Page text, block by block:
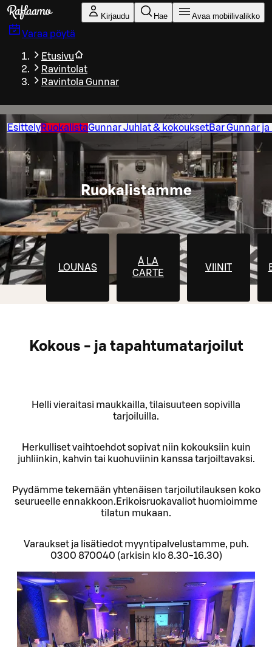
Siirry pääsisältöön
Kirjaudu Hae Avaa mobiilivalikko
Varaa pöytä
Etusivu
Ravintolat
Ravintola Gunnar
EsittelyRuokalistaGunnar Juhlat & kokouksetBar Gunnar
Ruokalistamme
LOUNAS
Á LA
CARTE
VIINIT
Kokous - ja tapahtumatarjoilut
Helli vieraitasi maukkailla, tilaisuuteen sopivilla
tarjoiluilla.
Herkulliset vaihtoehdot sopivat niin kokouksiin kuin
juhliinkin, kahvin tai kuohuviinin kanssa tarjoiltavaksi.
Pyydämme tekemään yhtenäisen tarjoilutilauksen koko
seurueelle ennakkoon.Erikoisruokavaliot huomioimme
tilatun mukaan.
Varaukset ja lisätiedot myyntipalvelustamme, puh.
0300 870040 (arkisin klo 8.30-16.30)